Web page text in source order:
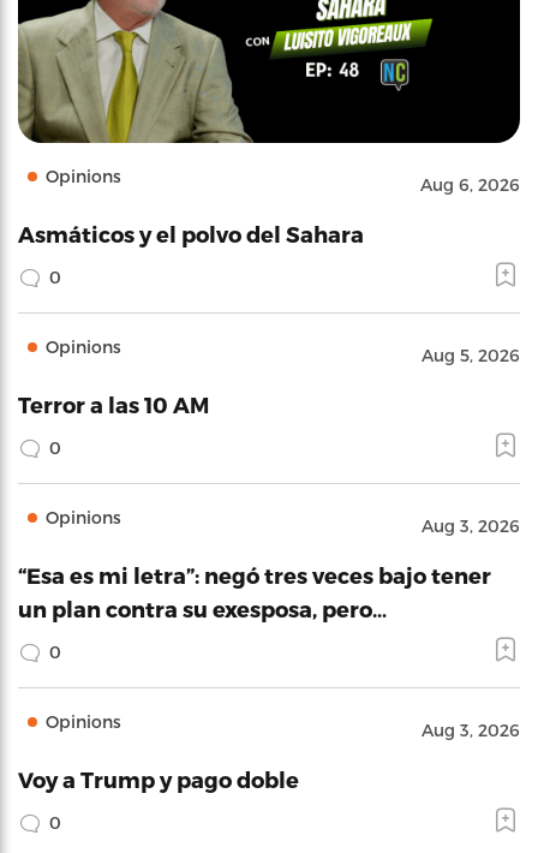
Opinions Aug 6, 2026
Asmáticos y el polvo del Sahara
0
Opinions Aug 5, 2026
Terror a las 10 AM
0
Opinions Aug 3, 2026
“Esa es mi letra”: negó tres veces bajo tener
un plan contra su exesposa, pero…
0
Opinions Aug 3, 2026
Voy a Trump y pago doble
0